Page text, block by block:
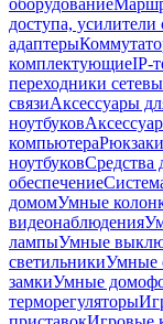
оборудование
доступа, усилители
адаптеры
комплектующиеIP-
переходники
связиАксессуары
ноутбуков
компьютера
ноутбуковСредства
обеспечение
домомУмные
видеонаблюдения
лампыУмные
светильникиУмные
замкиУмные
терморегуляторы